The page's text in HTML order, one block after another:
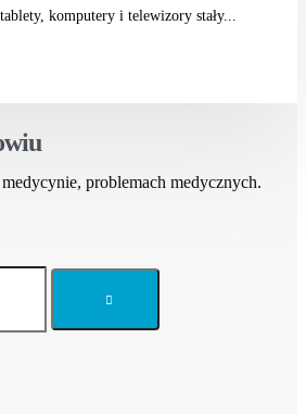
komputery i telewizory stały...
problemach medycznych.